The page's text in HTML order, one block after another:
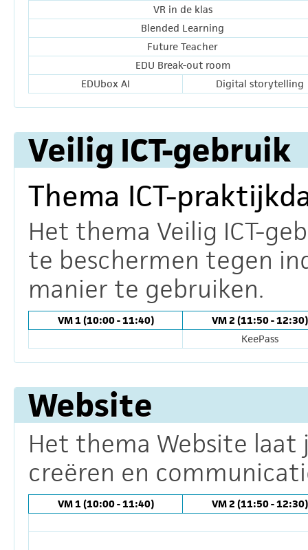
VR in de klas
Blended Learning
Future Teacher
EDU Break-out room
EDUbox AI
Digital storytelling
Veilig ICT-gebruik
Thema ICT-
Het thema Veilig ICT-
te beschermen tegen
manier te gebruiken.
VM 1 (10:00 - 11:40)
VM 2 (11:50 - 12:30)
KeePass
Website
Het thema Website
creëren en
VM 1 (10:00 - 11:40) VM 2 (11:50 - 12:30)